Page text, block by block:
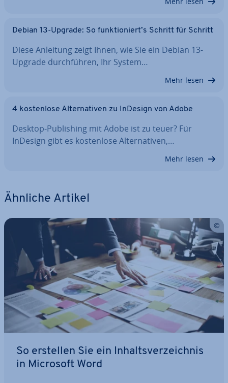
Debian 13-Upgrade: So funk­tio­niert’s Schritt für Schritt
Diese Anleitung zeigt Ihnen, wie Sie ein Debian 13-
Upgrade durch­füh­ren, Ihr System…
Mehr lesen
4 kos­ten­lo­se Al­ter­na­ti­ven zu InDesign von Adobe
Desktop-Pu­bli­shing mit Adobe ist zu teuer? Für
InDesign gibt es kos­ten­lo­se Al­ter­na­ti­ven,…
Mehr lesen
Ähnliche Artikel
So erstellen Sie ein In­halts­ver­zeich­nis
in Microsoft Word